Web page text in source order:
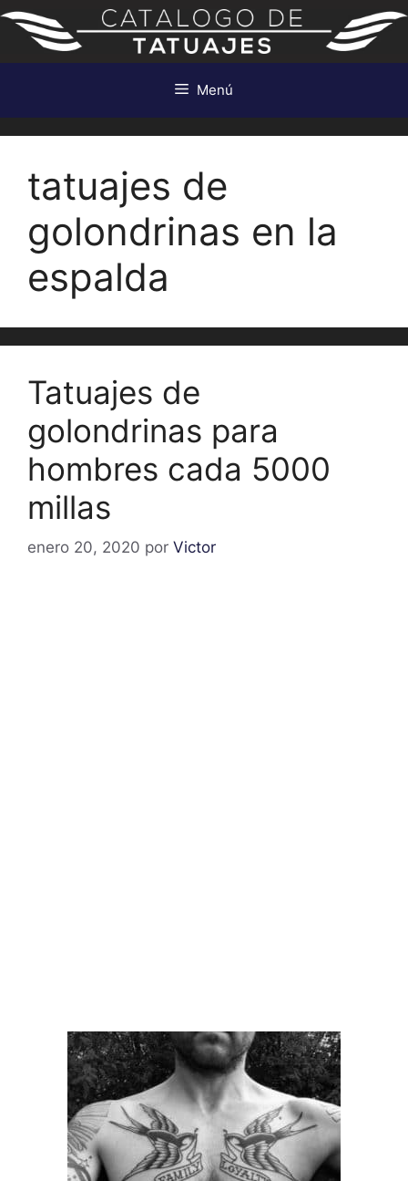
Saltar
contenido
Menú
tatuajes de
golondrinas en la
espalda
Tatuajes de
golondrinas para
hombres cada 5000
millas
enero 20, 2020 por Victor